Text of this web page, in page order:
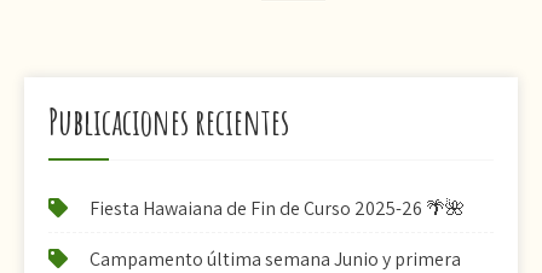
Publicaciones recientes
Fiesta Hawaiana de Fin de Curso 2025-26 🌴🌺
Campamento última semana Junio y primera